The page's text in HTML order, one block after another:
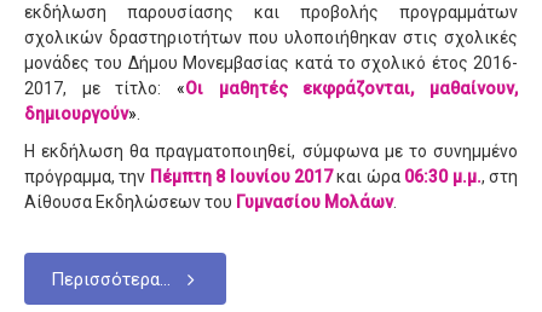
εκδήλωση παρουσίασης και προβολής προγραμμάτων
σχολικών δραστηριοτήτων που υλοποιήθηκαν στις σχολικές
μονάδες του Δήμου Μονεμβασίας κατά το σχολικό έτος 2016-
2017, με τίτλο: «Οι μαθητές εκφράζονται, μαθαίνουν,
δημιουργούν»
Η εκδήλωση θα πραγματοποιηθεί, σύμφωνα με το συνημμένο
πρόγραμμα, την Πέμπτη 8 Ιουνίου 2017και ώρα 06:30 μ.μ., στη
Αίθουσα Εκδηλώσεων του Γυμνασίου Μολάων.
Περισσότερα...